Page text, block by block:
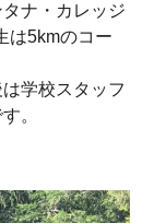
ナ・カレッジ
は5kmのコー
学校スタッフ
。